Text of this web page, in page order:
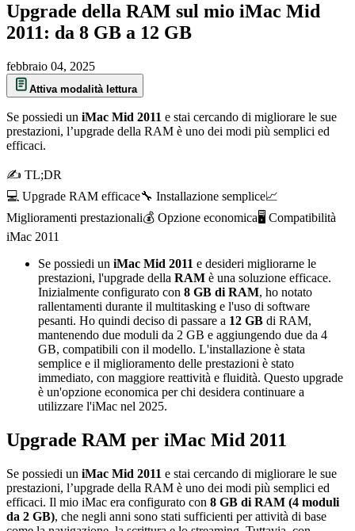
Upgrade della RAM sul mio iMac Mid
2011: da 8 GB a 12 GB
febbraio 04, 2025
Attiva modalità lettura
Se possiedi un iMac Mid 2011 e stai cercando di migliorare le sue
prestazioni, l’upgrade della RAM è uno dei modi più semplici ed
efficaci.
✍ TL;DR
💻 Upgrade RAM efficace🔧 Installazione semplice📈
Miglioramenti prestazionali💰 Opzione economica🖥️ Compatibilità
iMac 2011
Se possiedi un iMac Mid 2011 e desideri migliorarne le
prestazioni, l'upgrade della RAM è una soluzione efficace.
Inizialmente configurato con 8 GB di RAM, ho notato
rallentamenti durante il multitasking e l'uso di software
pesanti. Ho quindi deciso di passare a 12 GB di RAM,
mantenendo due moduli da 2 GB e aggiungendo due da 4
GB, compatibili con il modello. L'installazione è stata
semplice e il miglioramento delle prestazioni è stato
immediato, con maggiore reattività e fluidità. Questo upgrade
è un'opzione economica per chi desidera continuare a
utilizzare l'iMac nel 2025.
Upgrade RAM per iMac Mid 2011
Se possiedi un iMac Mid 2011 e stai cercando di migliorare le sue
prestazioni, l’upgrade della RAM è uno dei modi più semplici ed
efficaci. Il mio iMac era configurato con 8 GB di RAM (4 moduli
da 2 GB), che negli anni sono stati sufficienti per attività di base